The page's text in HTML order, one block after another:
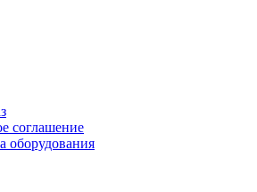
соглашение
оборудования